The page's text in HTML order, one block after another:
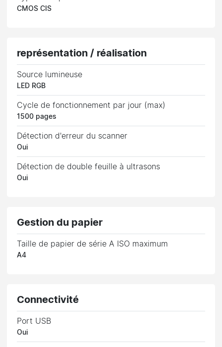
CMOS CIS
représentation / réalisation
Source lumineuse
LED RGB
Cycle de fonctionnement par jour (max)
1500 pages
Détection d'erreur du scanner
Oui
Détection de double feuille à ultrasons
Oui
Gestion du papier
Taille de papier de série A ISO maximum
A4
Connectivité
Port USB
Oui